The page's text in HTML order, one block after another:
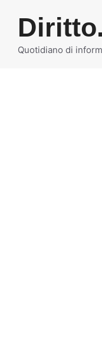
contenuto
Quotidiano di